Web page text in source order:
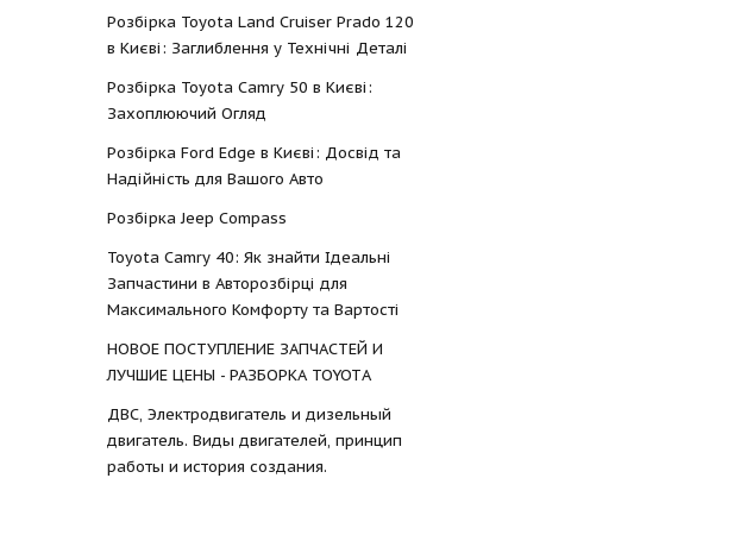
Розбірка Toyota Land Cruiser Prado 120
в Києві: Заглиблення у Технічні Деталі
Розбірка Toyota Camry 50 в Києві:
Захоплюючий Огляд
Розбірка Ford Edge в Києві: Досвід та
Надійність для Вашого Авто
Розбірка Jeep Compass
Toyota Camry 40: Як знайти Ідеальні
Запчастини в Авторозбірці для
Максимального Комфорту та Вартості
НОВОЕ ПОСТУПЛЕНИЕ ЗАПЧАСТЕЙ И
ЛУЧШИЕ ЦЕНЫ - РАЗБОРКА TOYOTА
ДВС, Электродвигатель и дизельный
двигатель. Виды двигателей, принцип
работы и история создания.